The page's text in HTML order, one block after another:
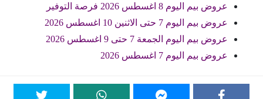
عروض بيم اليوم 8 اغسطس 2026 فرصة التوفير
عروض بيم اليوم 7 حتى الاثنين 10 اغسطس 2026
عروض بيم اليوم الجمعة 7 حتى 9 اغسطس 2026
عروض بيم اليوم 7 اغسطس 2026